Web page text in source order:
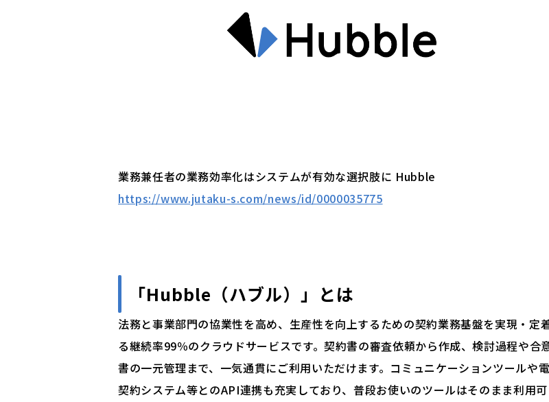
業務兼任者の業務効率化はシステムが有効な選択肢に Hubble
https://www.jutaku-s.com/news/id/0000035775
「Hubble（ハブル）」 とは
法務と事業部門の協業性を高め、生産性を向上するための契約業務基盤を実現・定
る継続率99％のクラウドサービスです。契約書の審査依頼から作成、検討過程や合
書の一元管理まで、一気通貫にご利用いただけます。コミュニケーションツールや
契約システム等とのAPI連携も充実しており、普段お使いのツールはそのまま利用可